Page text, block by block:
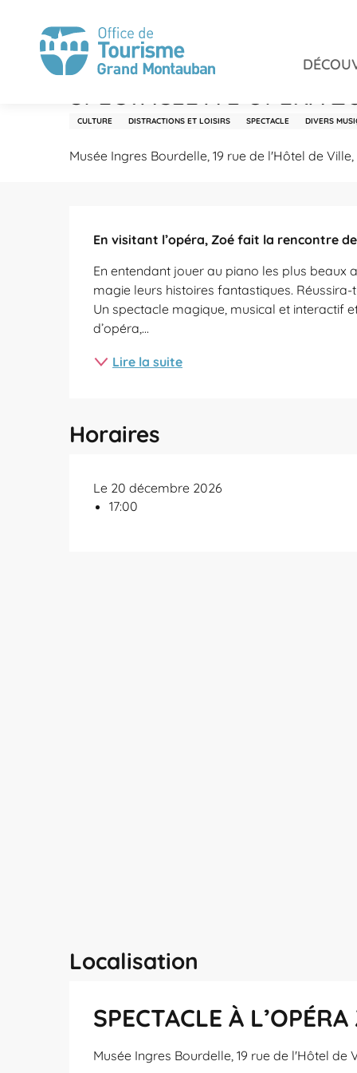
contenu
principal
Dimanche 20 décembre à 17:00
SPECTACLE À L’OPÉRA
CULTURE DISTRACTIONS ET LOISIRS SPECTACLE DIVERS
Musée Ingres Bourdelle, 19 rue de l'Hôtel de
En visitant l’opéra, Zoé fait la rencontre de
En entendant jouer au piano les plus beaux
magie leurs histoires fantastiques.
Un spectacle magique, musical et interactif
d’opéra,...
Lire la suite
Horaires
Le 20 décembre 2026
17:00
Localisation
SPECTACLE À
Musée Ingres Bourdelle, 19 rue de l'Hôtel de